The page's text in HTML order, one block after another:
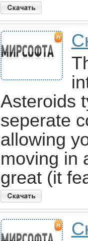
Asteroids
seperate
allowing
moving in
great (it